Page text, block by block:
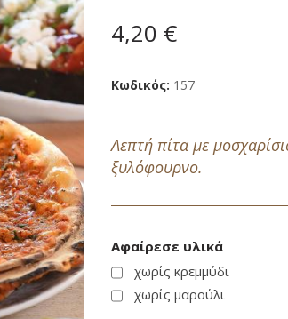
4,20 €
Κωδικός 157
Λεπτή πίτα με
ξυλόφουρνο.
Αφαίρεσε υλικά
χωρίς κρεμμύδι
χωρίς μαρούλι